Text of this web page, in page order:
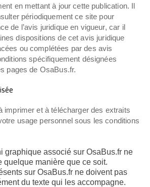
en mettant à jour cette publication. Il
périodiquement ce site pour
de l’avis juridique en vigueur, car il
dispositions de cet avis juridique
ou complétées par des avis
spécifiquement désignées
pages de OsaBus.fr.
imprimer et à télécharger des extraits
usage personnel sous les conditions
graphique associé sur OsaBus.fr ne
quelque manière que ce soit.
sur OsaBus.fr ne doivent pas
du texte qui les accompagne.